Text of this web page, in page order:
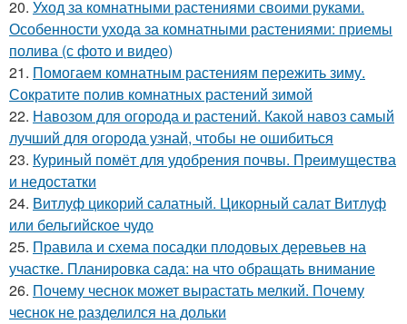
20. Уход за комнатными растениями своими руками.
Особенности ухода за комнатными растениями: приемы
полива (с фото и видео)
21. Помогаем комнатным растениям пережить зиму.
Сократите полив комнатных растений зимой
22. Навозом для огорода и растений. Какой навоз самый
лучший для огорода узнай, чтобы не ошибиться
23. Куриный помёт для удобрения почвы. Преимущества
и недостатки
24. Витлуф цикорий салатный. Цикорный салат Витлуф
или бельгийское чудо
25. Правила и схема посадки плодовых деревьев на
участке. Планировка сада: на что обращать внимание
26. Почему чеснок может вырастать мелкий. Почему
чеснок не разделился на дольки